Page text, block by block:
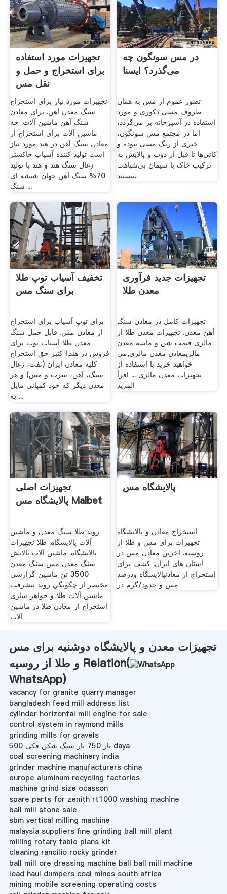
تجهیزات مورد استفاده
برای استخراج و حمل و
نقل مس
تجهیزات مورد نیاز برای استخراج
سنگ معدن آهن. برای معادن
سنگ آهن ماشین آلات. چه
ماشین آلات برای استخراج از
معادن سنگ آهن در هند مورد نیاز
است تولید کننده آسیاب خاکستر
زغال سنگ هند و هند با توليد
70% سنگ آهن جهان شیشه ای
سنگ ...
در مس سونگون چه
می‌گذرد؟ ایسنا
تصور عموم از مس به همان
ظروف مسی دکوری و مورد
استفاده در آشپزخانه بر می‌گردد،
اما در مجتمع مس سونگون،
خبری از رنگ مسی نبوده و
کانی‌ها تا قبل از ذوب و پالایش به
ترکیب خاک با سیمان بی‌شباهت
نیستند.
تخفیف آسیاب توپ طلا
برای سنگ مس
برای توپ آسیاب برای استخراج
از معادن مس. قابل حمل سنگ
معدن طلا آسیاب توپ برای
فروش در هند.ا کتبر حق استخراج
کلیه معادن ایران (نفت، زغال
سنگ، آهن، سرب و مس) و هر
معدن دیگر که خود کمپانی مایل
به ...
تجهیزات جدید فرآوری
معدن طلا
تجهیزات کامل در معادن سنگ
آهن معدن. تجهیزات معدن طلا از
مالزی قیمت شن و ماسه معدن
مالزیمعادن معدن مالزی,می
خواهید خرید با استفاده از
تجهیزات معدن مالزی ... اقرأ
المزيد
تجهیزات اصلی
پالایشگاه مس Malbet
روند طلا سنگ معدن و ماشین
آلات پالایشگاه. طلا تجهیزات
پالایشگاه. ماشین آلات پالایش
سنگ معدن مس سنگ معدن
3500 تن ماشین گزارشي
مختصر از چگونگي روند پيشرفت
ماشین آلات طلا و جواهر سازی
استخراج از معادن طلا در ماشین
آلات
پالایشگاه مس
استخراج معادن و پالایشگاه
تجهیزات برای مس و طلا از
روسیه. اخرین معادن مس در
استان های ایران. کشف برای
استخراج از معادنپالایشگاه ودرصد
مس و حدود/گرم در
تجهیزات معدن و پالایشگاه دوشنبه برای مس
و طلا از روسیه Relation(
WhatsApp)
vacancy for granite quarry manager
bangladesh feed mill address list
cylinder horizontal mill engine for sale
control system in raymond mills
grinding mills for gravels
500 بار 750 بار سنگ شکن فکی daya
coal screening machinery india
grinder machine manufacturers china
europe aluminum recycling factories
machine grind size ocasson
spare parts for zenith rt1000 washing machine
ball mill stone sale
sbm vertical milling machine
malaysia suppliers fine grinding ball mill plant
milling rotary table plans kit
cleaning rancilio rocky grinder
ball mill ore dressing machine ball ball mill machine
load haul dumpers coal mines south africa
mining mobile screening operating costs